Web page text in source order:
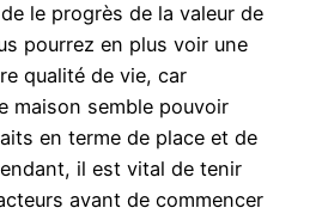
le progrès de la valeur de
pourrez en plus voir une
qualité de vie, car
maison semble pouvoir
en terme de place et de
il est vital de tenir
avant de commencer